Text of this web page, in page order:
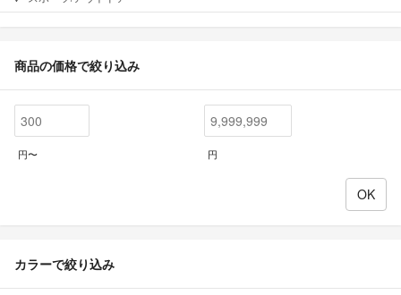
商品の価格で絞り込み
円〜 円
カラーで絞り込み